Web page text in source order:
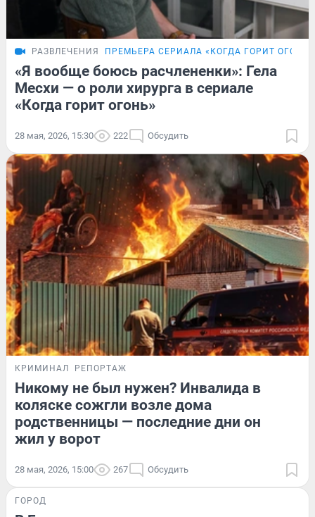
РАЗВЛЕЧЕНИЯ ПРЕМЬЕРА СЕРИАЛА «КОГДА ГОРИТ ОГОНЬ»
«Я вообще боюсь расчлененки»: Гела
Месхи — о роли хирурга в сериале
«Когда горит огонь»
28 мая, 2026, 15:30 222 Обсудить
КРИМИНАЛ РЕПОРТАЖ
Никому не был нужен? Инвалида в
коляске сожгли возле дома
родственницы — последние дни он
жил у ворот
28 мая, 2026, 15:00 267 Обсудить
ГОРОД